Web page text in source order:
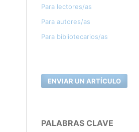
Para lectores/as
Para autores/as
Para bibliotecarios/as
ENVIAR UN ARTÍCULO
PALABRAS CLAVE